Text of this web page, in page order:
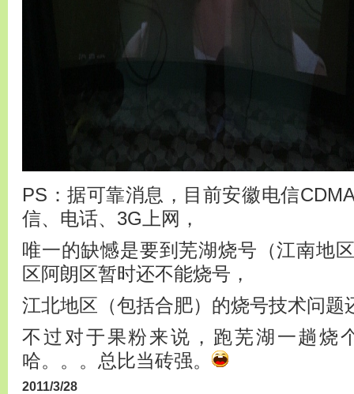
PS：据可靠消息，目前安徽电信
信、电话、3G上网，
唯一的缺憾是要到芜湖烧号（江南地
区阿朗区暂时还不能烧号，
江北地区（包括合肥）的烧号技术问题
不过对于果粉来说，跑芜湖一趟烧
哈。。。总比当砖强。
2011/3/28